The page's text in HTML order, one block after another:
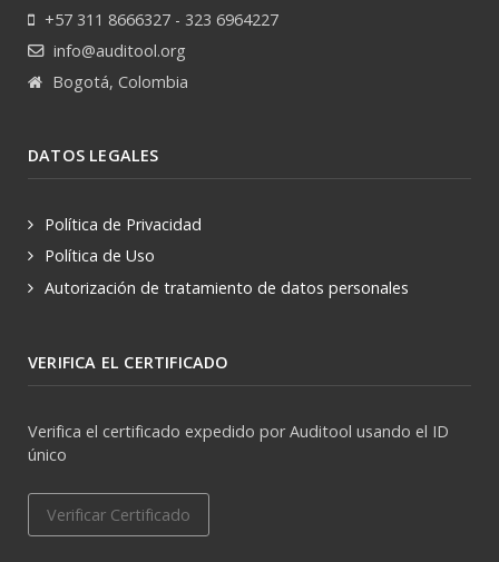
+57 311 8666327 - 323 6964227
info@auditool.org
Bogotá, Colombia
DATOS LEGALES
Política de Privacidad
Política de Uso
Autorización de tratamiento de datos personales
VERIFICA EL CERTIFICADO
Verifica el certificado expedido por Auditool usando el ID
único
Verificar Certificado